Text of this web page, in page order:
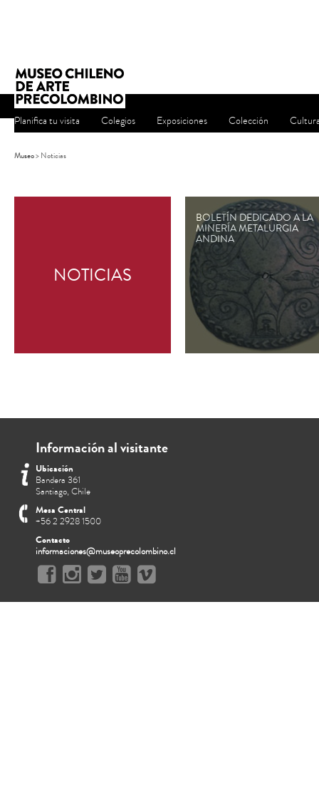
Planifica tu visita Colegios Exposiciones Colección
Museo>Noticias
NOTICIAS
BOLETÍN DEDICADO A LA
MINERÍA METALURGIA
ANDINA
Información al visitante
Ubicación
Bandera 361
Santiago, Chile
Mesa Central
+56 2 2928 1500
Contacto
informaciones@museoprecolombino.cl